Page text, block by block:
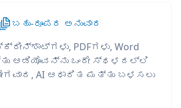
ಬಹು-ರೂಪದ ಅನುವಾದ
PDFಗಳು, Word
ಆಡಿಯೊವನ್ನು ಒಂದೇ ಸ್ಥಳದಲ್ಲಿ
AI ಆಧಾರಿತ ಮತ್ತು ಬಳಸಲು